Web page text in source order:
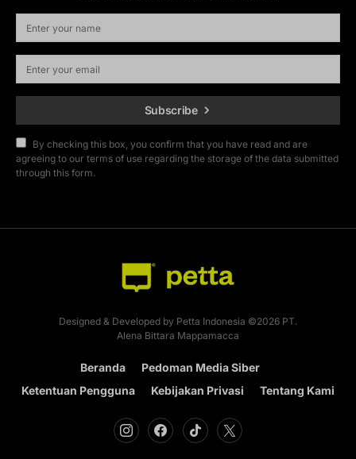
Subscribe
By checking this box, you confirm that you have read and are
agreeing to our terms of use regarding the storage of the data submitted
through this form.
Designed & Developed by Petta Indonesia ©2026 PT.
Alena Bittara Mappamacca
Beranda
Pedoman Media Siber
Ketentuan Pengguna
Kebijakan Privasi Tentang Kami